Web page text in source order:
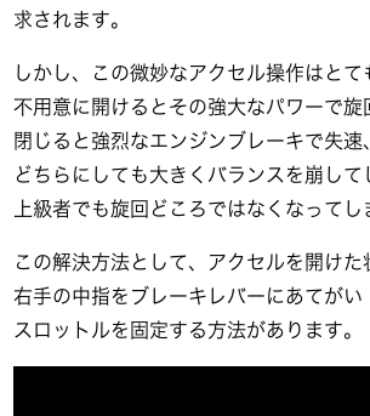
求されます。
しかし、この微妙なアクセル操作はとて
不用意に開けるとその強大なパワーで旋
閉じると強烈なエンジンブレーキで失速
どちらにしても大きくバランスを崩して
上級者でも旋回どころではなくなってし
この解決方法として、アクセルを開けた
右手の中指をブレーキレバーにあてがい
スロットルを固定する方法があります。